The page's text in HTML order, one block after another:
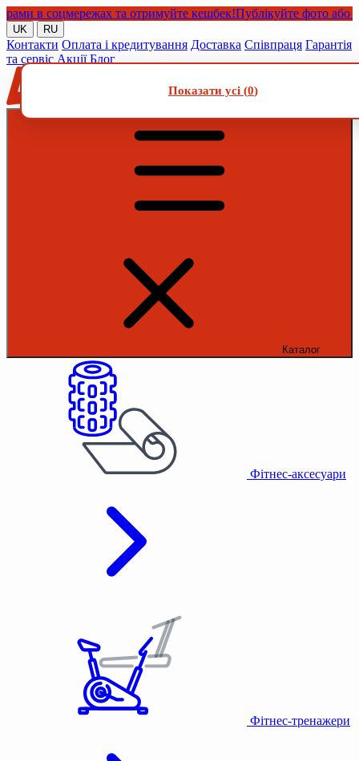
в соцмережах та отримуйте кешбек!Публікуйте фото або
UK RU
Контакти Оплата і кредитування Доставка Співпраця Гарантія
та сервіс Акції Блог
Каталог
Фітнес-аксесуари
Фітнес-тренажери
Показати усі (0)